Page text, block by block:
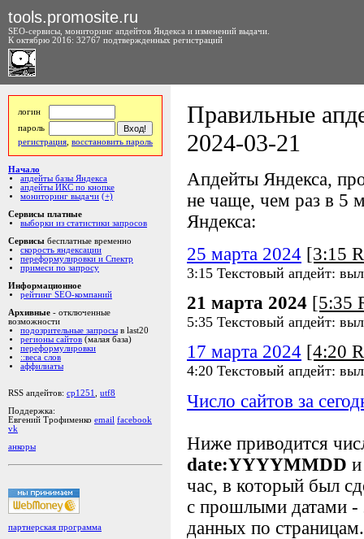
tools.promosite.ru
SEO-сервисы, мониторинг апдейтов Яндекса и изменений выдачи.
К октябрю 2016: 32767 подтвержденных регистраций
логин
пароль
регистрация восстановить пароль
Начало
апдейты базы Яндекса
апдейты ИКС по кнопке
мониторинг выдачи (+)
Сервисы платные
выборки из статистики запросов
Сервисы бесплатные временно
скорость яндексации
переформулировки и Спектр
примеси по запросу
Информационное
рейтинг SEO-компаний
Архивные - отключенные
возможности
подозрительные запросы в last20
регионы сайтов (малая база)
переформулировки
::веса слов
аффилиаты
RSS апдейтов: cp1251
utf8
Поддержка:
Евгений Трофименко email facebook
vk
анкоры
партнерская программа
Правильные
2024-03-21
Апдейты Яндекса,
не чаще, чем раз в 5
Яндекса:
25 марта 2024 [3:15
3:15 Текстовый апдейт:
21 марта 2024 [5:35
5:35 Текстовый апдейт:
17 марта 2024 [4:20
4:20 Текстовый апдейт:
Число сайтов за
Ниже приводится
date:YYYYMMDD
час, в который был
с прошлыми датами -
данных по страницам.